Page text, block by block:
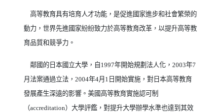
高等教育具有培育人才功能，是促進國家進步和社會繁榮的
動力，世界先進國家紛紛致力於高等教育改革，以提升高等教
育品質和競爭力。
鄰國的日本國立大學，自 1997年開始規劃法人化，2003年7
月法案通過立法， 2004年4月 1 日開始實施，對日本高等教育
發展產生深遠的影響。美國高等教育實施認可制
（accreditation）大學評鑑，對提升大學辦學水準也達到其效